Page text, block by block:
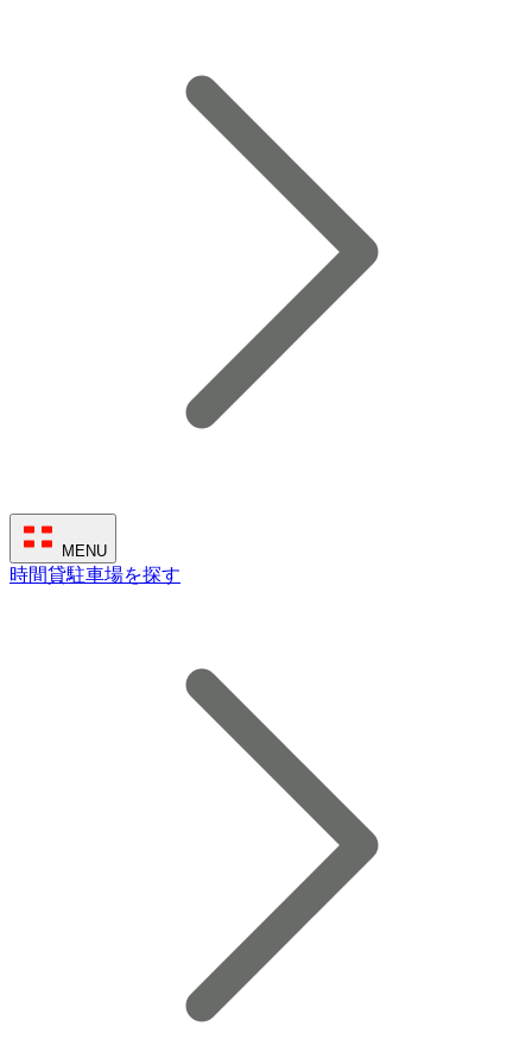
MENU
時間貸駐車場を探す